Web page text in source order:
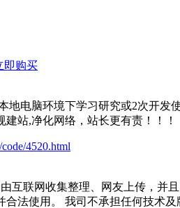
即购买
地电脑环境下学习研究或2次开
站,净化网络，站长更有责！！！
4520.html
互联网收集整理、网友上传，并
法使用。 我司不承担任何技术